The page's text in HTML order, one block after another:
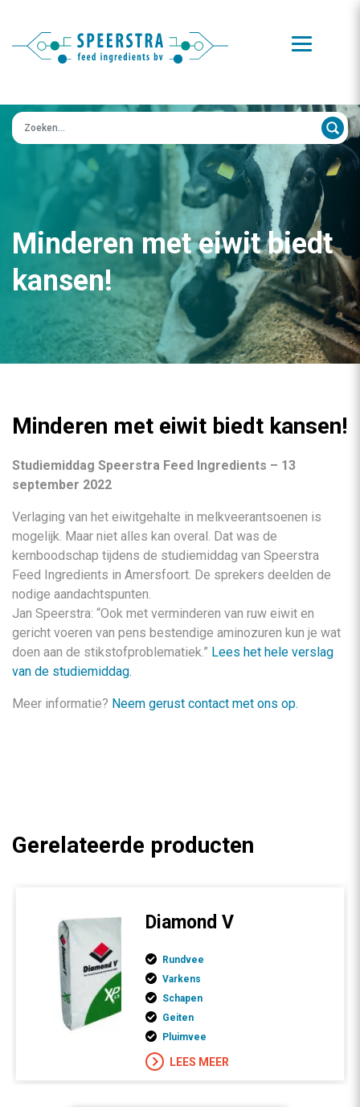
Zoeken op:
Minderen met eiwit biedt
kansen!
Minderen met eiwit biedt kansen!
Studiemiddag Speerstra Feed Ingredients – 13
september 2022
Verlaging van het eiwitgehalte in melkveerantsoenen is
mogelijk. Maar niet alles kan overal. Dat was de
kernboodschap tijdens de studiemiddag van Speerstra
Feed Ingredients in Amersfoort. De sprekers deelden de
nodige aandachtspunten.
Jan Speerstra: “Ook met verminderen van ruw eiwit en
gericht voeren van pens bestendige aminozuren kun je wat
doen aan de stikstofproblematiek.” Lees het hele verslag
van de studiemiddag.
Meer informatie? Neem gerust contact met ons op.
Gerelateerde producten
Diamond V
Rundvee
Varkens
Schapen
Geiten
Pluimvee
LEES MEER